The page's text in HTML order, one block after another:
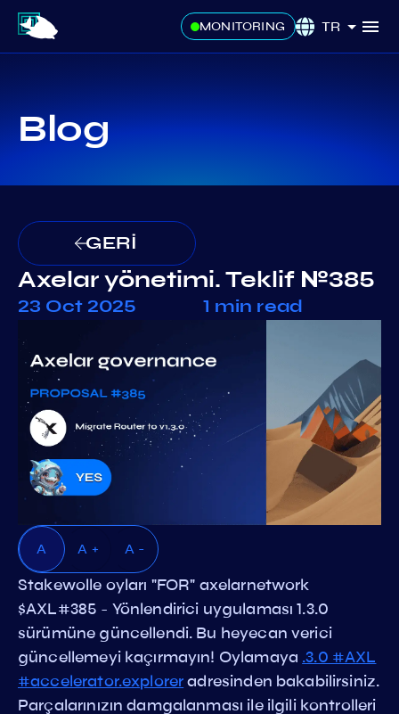
MONITORING TR
Blog
GERİ
Axelar yönetimi. Teklif №385
23 Oct 2025 1 min read
A A + A -
Stakewolle oyları "FOR" axelarnetwork
$AXL#385 - Yönlendirici uygulaması 1.3.0
sürümüne güncellendi. Bu heyecan verici
güncellemeyi kaçırmayın! Oylamaya .3.0 #AXL
#accelerator.exploreradresinden bakabilirsiniz.
Parçalarınızın damgalanması ile ilgili kontrolleri